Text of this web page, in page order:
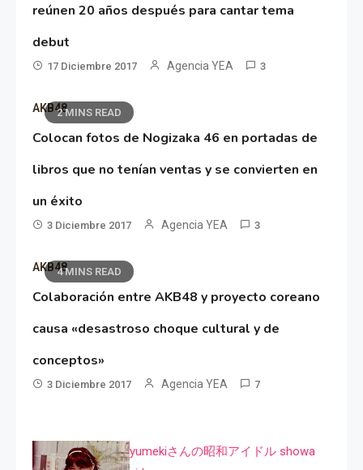
reúnen 20 años después para cantar tema
debut
17 Diciembre 2017 Agencia YEA 3
2 MINS READ
AKB48
Colocan fotos de Nogizaka 46 en portadas de
libros que no tenían ventas y se convierten en
un éxito
3 Diciembre 2017 Agencia YEA 3
4 MINS READ
AKB48
Colaboración entre AKB48 y proyecto coreano
causa «desastroso choque cultural y de
conceptos»
3 Diciembre 2017 Agencia YEA 7
yumekiさんの昭和アイドル showa